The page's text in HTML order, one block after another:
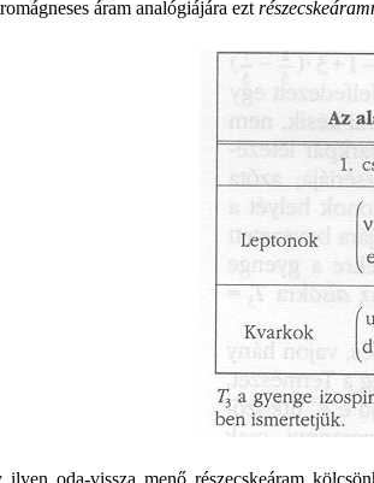
áram analógiájára ezt
ilyen oda-vissza menő részecskeáram